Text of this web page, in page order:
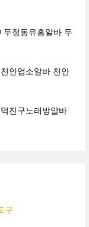
두정동유흥알바 두
안업소알바 천안
진구노래방알바
구